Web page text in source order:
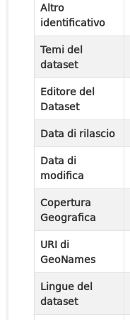
Altro
identificativo
Temi del
dataset
Editore del
Dataset
Data di rilascio
Data di
modifica
Copertura
Geografica
URI di
GeoNames
Lingue del
dataset